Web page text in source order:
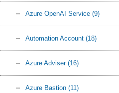
Azure OpenAI Service (9)
Automation Account (18)
Azure Adviser (16)
Azure Bastion (11)